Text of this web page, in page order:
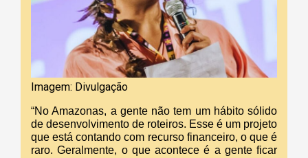
Imagem: Divulgação
“No Amazonas, a gente não tem um hábito sólido
de desenvolvimento de roteiros. Esse é um projeto
que está contando com recurso financeiro, o que é
raro. Geralmente, o que acontece é a gente ficar